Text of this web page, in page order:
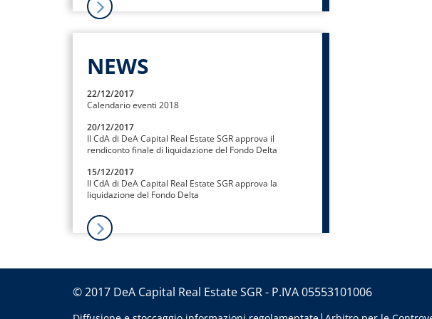
NEWS
22/12/2017
Calendario eventi 2018
20/12/2017
Il CdA di DeA Capital Real Estate SGR approva il
rendiconto finale di liquidazione del Fondo Delta
15/12/2017
Il CdA di DeA Capital Real Estate SGR approva la
liquidazione del Fondo Delta
© 2017 DeA Capital Real Estate SGR - P.IVA 05553101006